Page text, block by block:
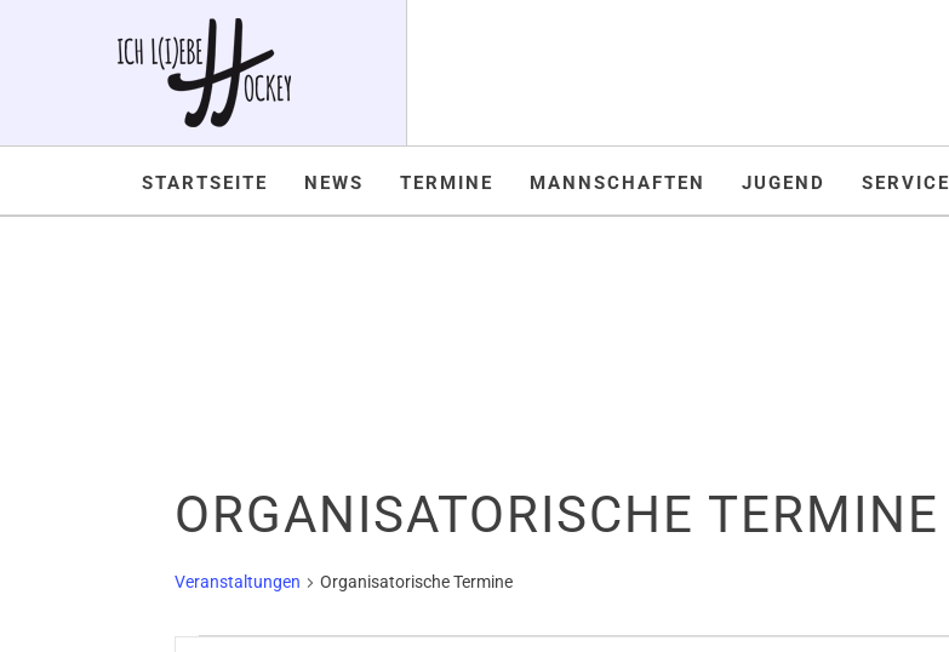
STARTSEITE NEWS TERMINE MANNSCHAFTEN JUGEND SERVICE
ORGANISATORISCHE TERMINE
Veranstaltungen Organisatorische Termine